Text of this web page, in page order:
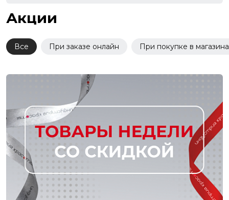
Акции
Все При заказе онлайн При покупке в